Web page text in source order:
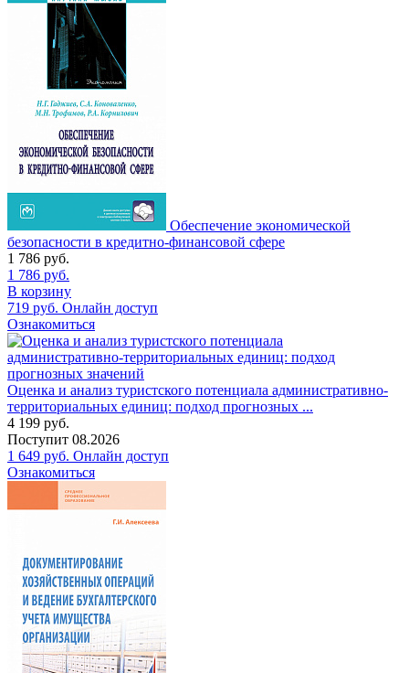
Обеспечение экономической
безопасности в кредитно-финансовой сфере
1 786 руб.
1 786 руб.
В корзину
719 руб. Онлайн доступ
Ознакомиться
Оценка и анализ туристского потенциала административно-
территориальных единиц: подход прогнозных ...
4 199 руб.
Поступит 08.2026
1 649 руб. Онлайн доступ
Ознакомиться